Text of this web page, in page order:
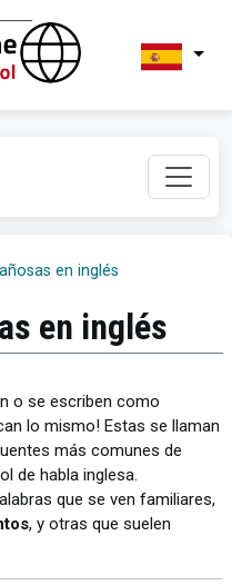
en inglés
en inglés
o se escriben como
lo mismo! Estas se llaman
más comunes de
de habla inglesa.
que se ven familiares,
, y otras que suelen